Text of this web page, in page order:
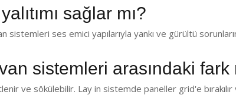
sağlar mı?
ses emici yapılarıyla yankı ve gürültü
sistemleri arasındaki fark
ve sökülebilir. Lay in sistemde paneller grid'e